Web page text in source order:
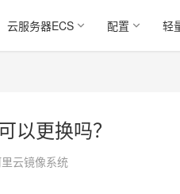
云服务器ECS 配置 轻
以更换吗？
云镜像系统